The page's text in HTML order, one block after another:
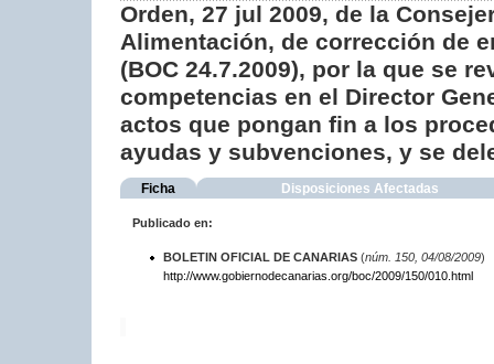
Orden, 27 jul 2009, de la
Alimentación, de corrección de
(BOC 24.7.2009), por la que se
competencias en el Director
actos que pongan fin a los
ayudas y subvenciones, y se
Ficha Disposiciones Afectadas
Publicado en:
BOLETIN OFICIAL DE CANARIAS(núm. 150, 04/08/2009)
http://www.gobiernodecanarias.org/boc/2009/150/010.html